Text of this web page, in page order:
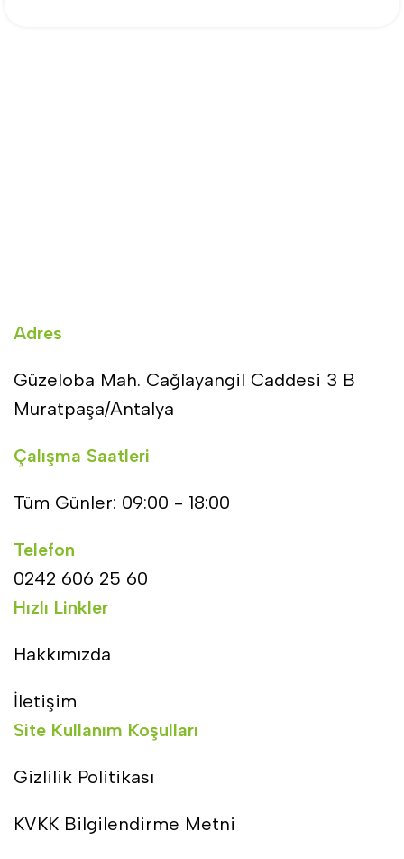
Adres
Güzeloba Mah. Cağlayangil Caddesi 3 B
Muratpaşa/Antalya
Çalışma Saatleri
Tüm Günler: 09:00 - 18:00
Telefon
0242 606 25 60
Hızlı Linkler
Hakkımızda
İletişim
Site Kullanım Koşulları
Gizlilik Politikası
KVKK Bilgilendirme Metni